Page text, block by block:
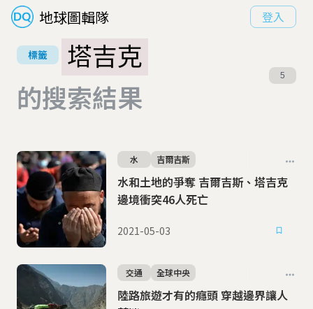
地球圖輯隊 登入
標籤
塔吉克
的搜索結果
5
水和土地的爭奪 吉爾吉斯、塔吉克
邊境衝突46人死亡
水 吉爾吉斯
2021-05-03
陸路旅遊才有的癮頭 穿越邊界讓人
交通 全球中央